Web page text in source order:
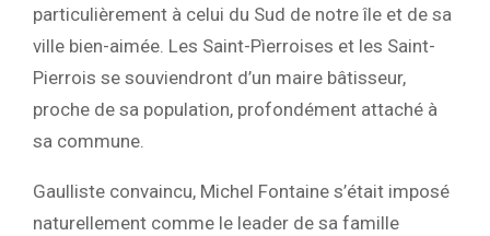
particulièrement à celui du Sud de notre île et de sa
ville bien-aimée. Les Saint-Pìerroises et les Saint-
Pierrois se souviendront d’un maire bâtisseur,
proche de sa population, profondément attaché à
sa commune.
Gaulliste convaincu, Michel Fontaine s’était imposé
naturellement comme le leader de sa famille